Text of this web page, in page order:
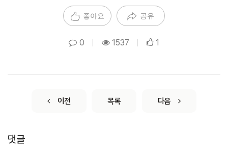
좋아요 공유
0 1537 1
이전 목록 다음
댓글